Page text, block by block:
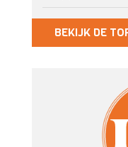
BEKIJK DE